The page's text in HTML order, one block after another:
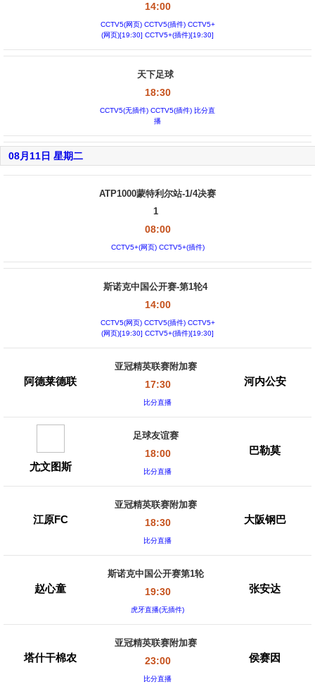
14:00
CCTV5(网页) CCTV5(插件) CCTV5+
(网页)[19:30] CCTV5+(插件)[19:30]
天下足球
18:30
CCTV5(无插件) CCTV5(插件) 比分直
播
08月11日 星期二
ATP1000蒙特利尔站-1/4决赛
1
08:00
CCTV5+(网页) CCTV5+(插件)
斯诺克中国公开赛-第1轮4
14:00
CCTV5(网页) CCTV5(插件) CCTV5+
(网页)[19:30] CCTV5+(插件)[19:30]
阿德莱德联
亚冠精英联赛附加赛
17:30
比分直播
河内公安
尤文图斯
足球友谊赛
18:00
比分直播
巴勒莫
江原FC
亚冠精英联赛附加赛
18:30
比分直播
大阪钢巴
赵心童
斯诺克中国公开赛第1轮
19:30
虎牙直播(无插件)
张安达
塔什干棉农
亚冠精英联赛附加赛
23:00
比分直播
侯赛因